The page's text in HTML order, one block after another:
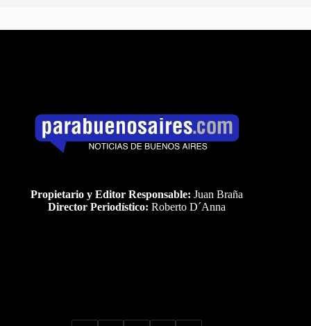
Propietario y Editor Responsable: Juan Braña
Director Periodístico: Roberto D´Anna